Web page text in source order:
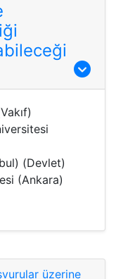
(Devlet)
(Ankara)
üzerine